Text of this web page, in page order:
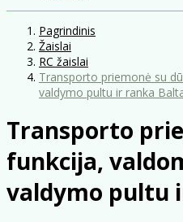
Pagrindinis
Žaislai
RC žaislai
Transporto priemonė su
valdymo pultu ir ranka
Transporto
funkcija,
valdymo pultu